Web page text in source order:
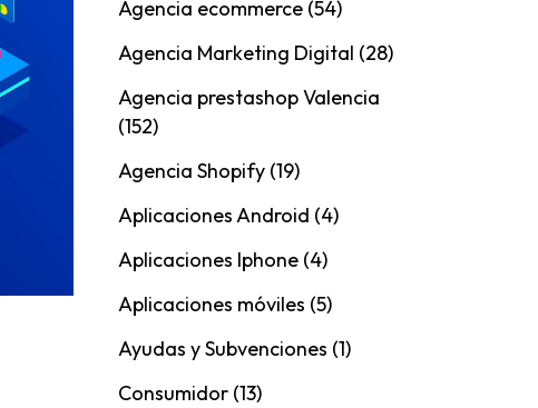
Agencia ecommerce (54)
Agencia Marketing Digital (28)
Agencia prestashop Valencia
(152)
Agencia Shopify (19)
Aplicaciones Android (4)
Aplicaciones Iphone (4)
Aplicaciones móviles (5)
Ayudas y Subvenciones (1)
Consumidor (13)